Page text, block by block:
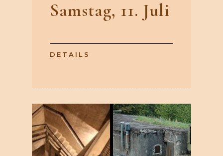
Samstag, 11. Juli
DETAILS